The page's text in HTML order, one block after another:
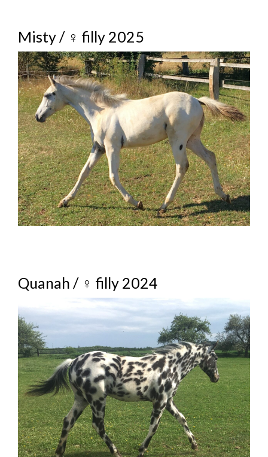
PRIPÚŠŤANIE – PODMIENKY, SERVIS, CENY
SLUŽBY
FOTENIE S KOŇMI
UBYTOVANIE
DOVOLENKA
PRENÁJOM AREÁLU
PONUKA USTAJNENIA
ŽREBCI / STALLIONS
TOBYS TATANKA NWA
SPIRIT COLT 2025
PRIPÚŠŤANIE / BREEDING STALLION /
DECKHENGSTE
KOBYLY / MARES
AHR IM LUCKY
BEAR PAW FIRESTORM
BONHEUR NUGGET STAR
Misty / ♀ filly 2025
Quanah / ♀ filly 2024